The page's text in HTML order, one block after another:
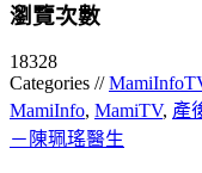
瀏覽次數
18328
Categories //
MamiInfo, MamiTV, 產
－陳珮瑤醫生